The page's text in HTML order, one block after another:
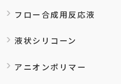
フロー合成用反応液
液状シリコーン
アニオンポリマー